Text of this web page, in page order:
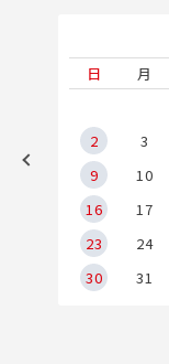
日
月
2
3
9
10
16
17
23
24
30
31